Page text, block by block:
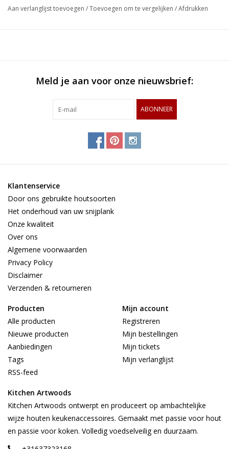
verkrijgen.
Aan verlanglijst toevoegen /Toevoegen om te vergelijken /Afdrukken
Meld je aan voor onze nieuwsbrief:
ABONNEER
Klantenservice
Door ons gebruikte houtsoorten
Het onderhoud van uw snijplank
Onze kwaliteit
Over ons
Algemene voorwaarden
Privacy Policy
Disclaimer
Verzenden & retourneren
Producten
Alle producten
Nieuwe producten
Aanbiedingen
Tags
RSS-feed
Mijn account
Registreren
Mijn bestellingen
Mijn tickets
Mijn verlanglijst
Kitchen Artwoods
Kitchen Artwoods ontwerpt en produceert op ambachtelijke
wijze houten keukenaccessoires. Gemaakt met passie voor hout
en passie voor koken. Volledig voedselveilig en duurzaam.